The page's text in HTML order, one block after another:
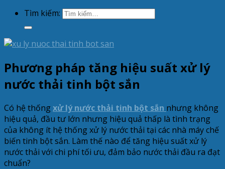
Tìm kiếm:
Phương pháp tăng hiệu suất xử lý
nước thải tinh bột sắn
Có hệ thốngxử lý nước thải tinh bột sắn nhưng không
hiệu quả, đầu tư lớn nhưng hiệu quả thấp là tình trạng
của không ít hệ thống xử lý nước thải tại các nhà máy chế
biến tinh bột sắn. Làm thế nào để tăng hiệu suất xử lý
nước thải với chi phí tối ưu, đảm bảo nước thải đầu ra đạt
chuẩn?